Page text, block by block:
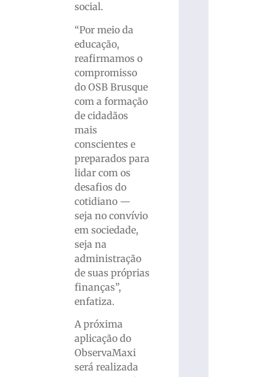
social.
“Por meio da
educação,
reafirmamos o
compromisso
do OSB Brusque
com a formação
de cidadãos
mais
conscientes e
preparados para
lidar com os
desafios do
cotidiano —
seja no convívio
em sociedade,
seja na
administração
de suas próprias
finanças”,
enfatiza.
A próxima
aplicação do
ObservaMaxi
será realizada